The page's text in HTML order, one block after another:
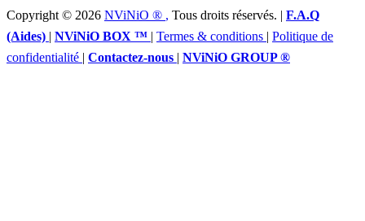
Copyright © 2026 NViNiO ® , Tous droits réservés. | F.A.Q
(Aides)
NViNiO BOX ™ Termes & conditions
Politique de
confidentialité
Contactez-nous NViNiO GROUP ®